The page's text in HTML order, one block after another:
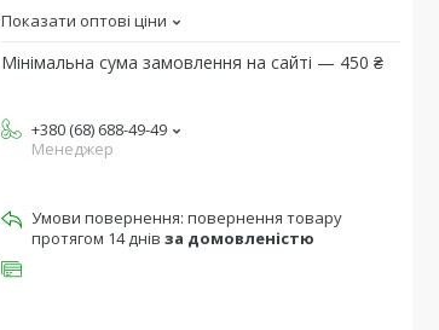
Показати оптові ціни
Мінімальна сума замовлення на сайті — 450 ₴
+380 (68) 688-49-49
Менеджер
повернення товару
протягом 14 днів за домовленістю